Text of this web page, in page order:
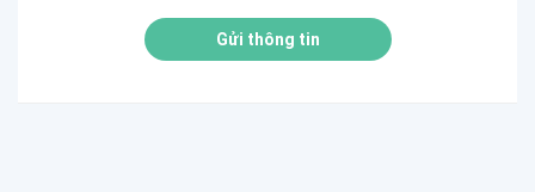
Gửi thông tin